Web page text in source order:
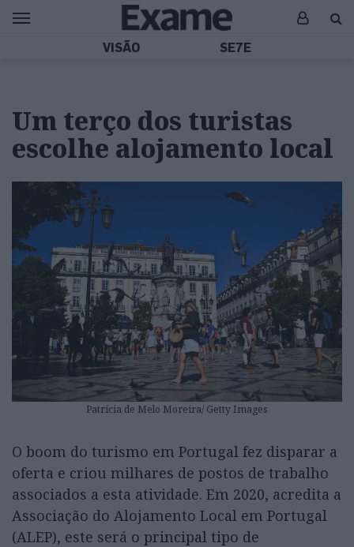
VISÃO SE7E
Um terço dos turistas
escolhe alojamento local
Patrícia de Melo Moreira/ Getty Images
O boom do turismo em Portugal fez disparar a
oferta e criou milhares de postos de trabalho
associados a esta atividade. Em 2020, acredita a
Associação do Alojamento Local em Portugal
(ALEP), este será o principal tipo de